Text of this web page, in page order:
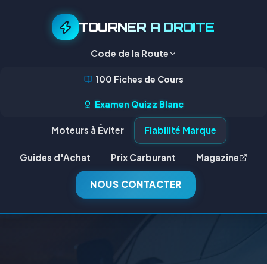
TOURNER A DROITE
Code de la Route
100 Fiches de Cours
Examen Quizz Blanc
Moteurs à Éviter Fiabilité Marque
Guides d'Achat Prix Carburant Magazine
NOUS CONTACTER